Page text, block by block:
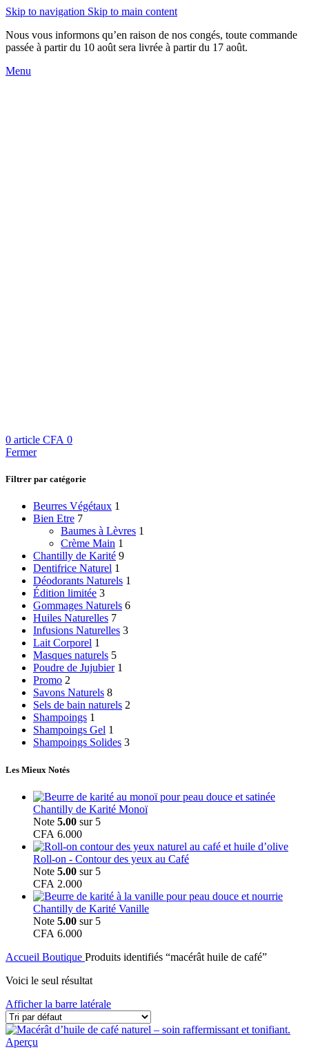
Skip to navigation Skip to main content
Nous vous informons qu’en raison de nos congés, toute commande
passée à partir du 10 août sera livrée à partir du 17 août.
Menu
0 article CFA 0
Fermer
Filtrer par catégorie
Beurres Végétaux 1
Bien Etre 7
Baumes à Lèvres 1
Crème Main 1
Chantilly de Karité 9
Dentifrice Naturel 1
Déodorants Naturels 1
Édition limitée 3
Gommages Naturels 6
Huiles Naturelles 7
Infusions Naturelles 3
Lait Corporel 1
Masques naturels 5
Poudre de Jujubier 1
Promo 2
Savons Naturels 8
Sels de bain naturels 2
Shampoings 1
Shampoings Gel 1
Shampoings Solides 3
Les Mieux Notés
Chantilly de Karité Monoï
Note 5.00 sur 5
CFA 6.000
Roll-on - Contour des yeux au Café
Note 5.00 sur 5
CFA 2.000
Chantilly de Karité Vanille
Note 5.00 sur 5
CFA 6.000
Accueil Boutique Produits identifiés “macérât huile de café”
Voici le seul résultat
Afficher la barre latérale
Aperçu